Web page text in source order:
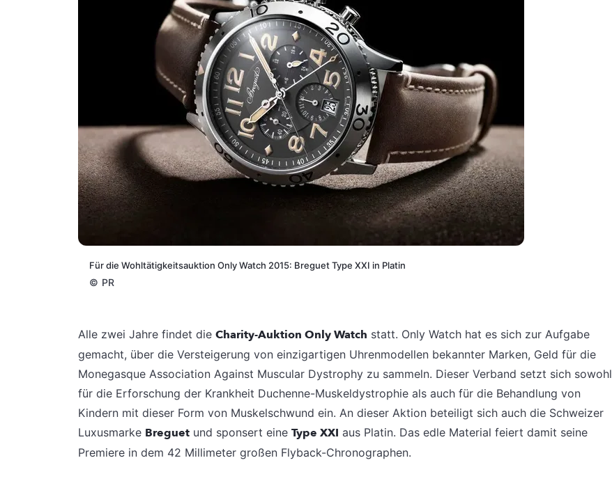
Für die Wohltätigkeitsauktion Only Watch 2015: Breguet Type XXI in Platin
© PR
Alle zwei Jahre findet die Charity-Auktion Only Watch statt. Only Watch hat es sich zur Aufgabe
gemacht, über die Versteigerung von einzigartigen Uhrenmodellen bekannter Marken, Geld für die
Monegasque Association Against Muscular Dystrophy zu sammeln. Dieser Verband setzt sich sowohl
für die Erforschung der Krankheit Duchenne-Muskeldystrophie als auch für die Behandlung von
Kindern mit dieser Form von Muskelschwund ein. An dieser Aktion beteiligt sich auch die Schweizer
Luxusmarke Breguet und sponsert eine Type XXI aus Platin. Das edle Material feiert damit seine
Premiere in dem 42 Millimeter großen Flyback-Chronographen.